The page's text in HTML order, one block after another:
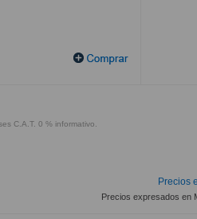
C.A.T. 0 % informativo.
Precios
Precios expresados en